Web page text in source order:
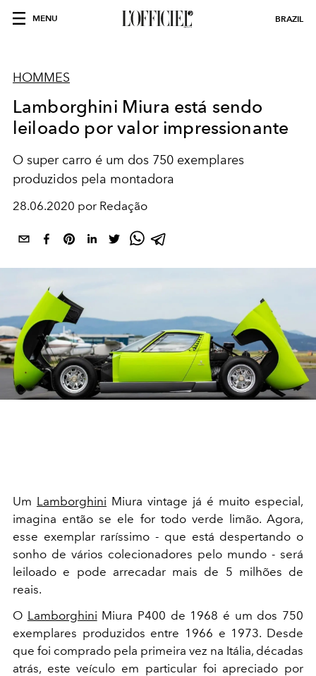
MENU BRAZIL
HOMMES
Lamborghini Miura está sendo
leiloado por valor impressionante
O super carro é um dos 750 exemplares
produzidos pela montadora
28.06.2020 por Redação
Um Lamborghini Miura vintage já é muito especial,
imagina então se ele for todo verde limão. Agora,
esse exemplar raríssimo - que está despertando o
sonho de vários colecionadores pelo mundo - será
leiloado e pode arrecadar mais de 5 milhões de
reais.
O Lamborghini Miura P400 de 1968 é um dos 750
exemplares produzidos entre 1966 e 1973. Desde
que foi comprado pela primeira vez na Itália, décadas
atrás, este veículo em particular foi apreciado por